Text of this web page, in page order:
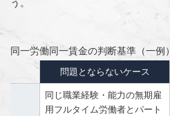
う。
同一労働同一賃金の判断基準（一例）
問題とならないケース
同じ職業経験・能力の無期雇
用フルタイム労働者とパート